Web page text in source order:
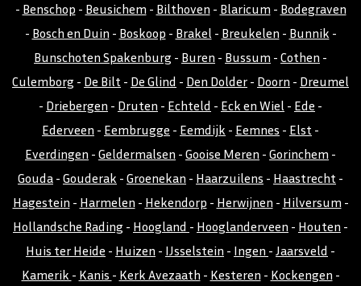
- Benschop - Beusichem - Bilthoven - Blaricum - Bodegraven
- Bosch en Duin - Boskoop - Brakel - Breukelen - Bunnik -
Bunschoten Spakenburg - Buren - Bussum - Cothen -
Culemborg - De Bilt - De Glind - Den Dolder - Doorn - Dreumel
- Driebergen - Druten - Echteld - Eck en Wiel - Ede -
Ederveen - Eembrugge - Eemdijk - Eemnes - Elst -
Everdingen - Geldermalsen - Gooise Meren - Gorinchem -
Gouda - Gouderak - Groenekan - Haarzuilens - Haastrecht -
Hagestein - Harmelen - Hekendorp - Herwijnen - Hilversum -
Hollandsche Rading - Hoogland - Hooglanderveen - Houten -
Huis ter Heide - Huizen - IJsselstein - Ingen - Jaarsveld -
Kamerik - Kanis - Kerk Avezaath - Kesteren - Kockengen -